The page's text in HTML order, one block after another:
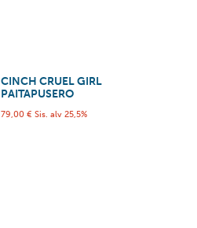
CINCH CRUEL GIRL
PAITAPUSERO
79,00 € Sis. alv 25,5%